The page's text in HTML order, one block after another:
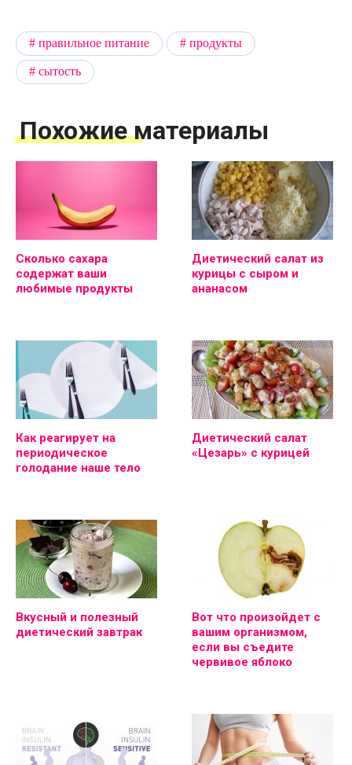
правильное питание
продукты
сытость
Похожие материалы
Сколько сахара
содержат ваши
любимые продукты
Диетический салат из
курицы с сыром и
ананасом
Как реагирует на
периодическое
голодание наше тело
Диетический салат
«Цезарь» с курицей
Вкусный и полезный
диетический завтрак
Вот что произойдет с
вашим организмом,
если вы съедите
червивое яблоко